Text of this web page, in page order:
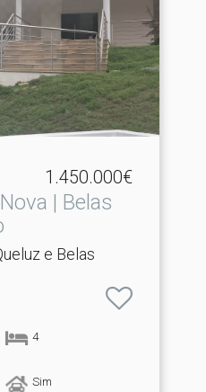
1.450.000€
| Belas
e Belas
4
Sim